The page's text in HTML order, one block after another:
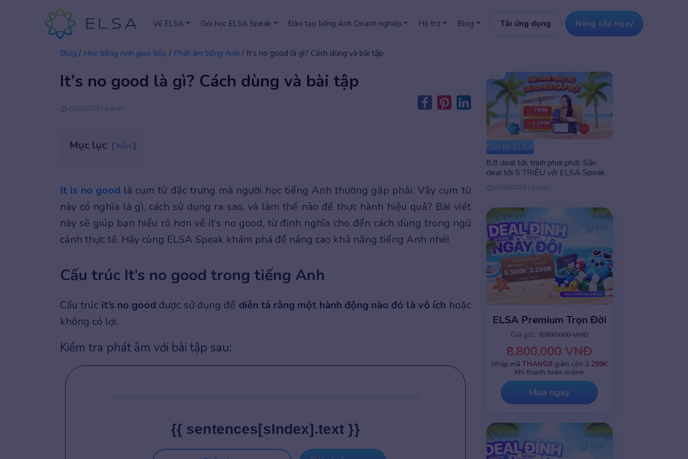
Về ELSA Gói học ELSA Speak Đào tạo tiếng Anh Doanh nghiệp Hỗ trợ Blog Tải ứng dụng Nâng cấp ngay
Blog / Học tiếng Anh giao tiếp / Phát âm tiếng Anh / It’s no good là gì? Cách dùng và bài tập
It’s no good là gì? Cách dùng và bài tập
22/02/2025 | Admin
Mục lục hiện
It is no good là cụm từ đặc trưng mà người học tiếng Anh thường gặp phải. Vậy cụm từ
này có nghĩa là gì, cách sử dụng ra sao, và làm thế nào để thực hành hiệu quả? Bài viết
này sẽ giúp bạn hiểu rõ hơn về it’s no good, từ định nghĩa cho đến cách dùng trong ngữ
cảnh thực tế. Hãy cùng ELSA Speak khám phá để nâng cao khả năng tiếng Anh nhé!
Cấu trúc It’s no good trong tiếng Anh
Cấu trúc it’s no good được sử dụng để diễn tả rằng một hành động nào đó là vô ích hoặc
không có lợi.
Kiểm tra phát âm với bài tập sau:
{{ sentences[sIndex].text }}
Bản tin ELSA
8.8 deal tới, trình phơi phới: Săn
deal tới 5 TRIỆU với ELSA Speak
07/08/2026 | Admin
ELSA Premium Trọn Đời
Giá gốc: 8,800,000 VNĐ
8,800,000 VNĐ
Nhập mã THANG8giảm còn 3.299K
khi thanh toán online
Mua ngay